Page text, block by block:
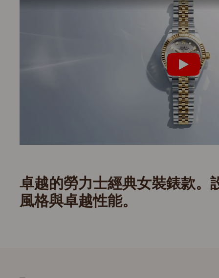
卓越的勞力士經典女裝錶款。
風格與卓越性能。